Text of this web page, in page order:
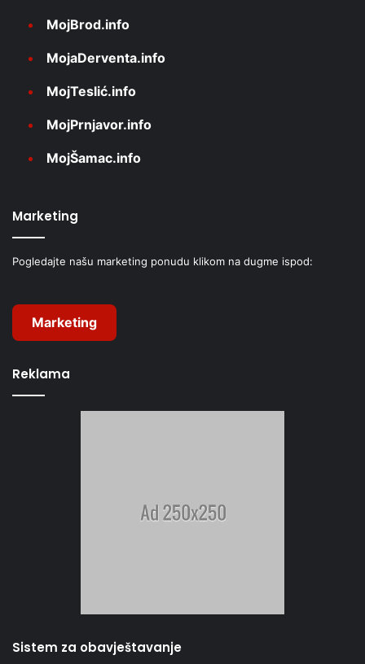
MojBrod.info
MojaDerventa.info
MojTeslić.info
MojPrnjavor.info
MojŠamac.info
Marketing
Pogledajte našu marketing ponudu klikom na dugme ispod:
Marketing
Reklama
Sistem za obavještavanje